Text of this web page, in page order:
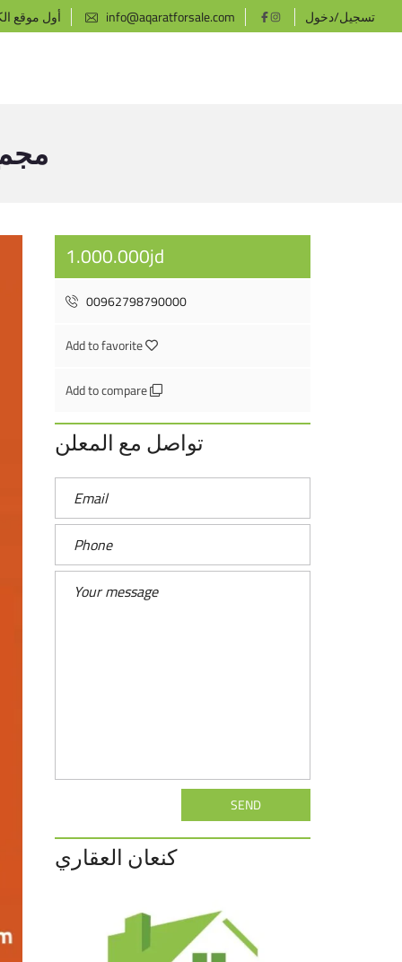
أول موقع info@aqaratforsale.com تسجيل/دخول
1.000.000jd
00962798790000
Add to favorite
Add to compare
تواصل مع المعلن
SEND
كنعان العقاري